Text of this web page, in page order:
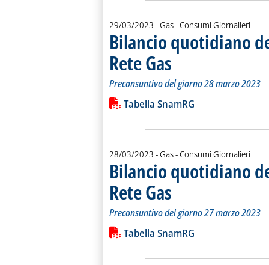
29/03/2023 - Gas - Consumi Giornalieri
Bilancio quotidiano
Rete Gas . Sottotitolo: Preconsuntivo del
. Pubblicata mercoledì 29 marzo
Preconsuntivo del giorno 28 marzo 2023
Leggi tutta la notizia: 'Bilancio
Lista allegati PDF alla notizia
Tabella SnamRG
28/03/2023 - Gas - Consumi Giornalieri
Bilancio quotidiano
Rete Gas . Sottotitolo: Preconsuntivo del
. Pubblicata martedì 28 marzo
Preconsuntivo del giorno 27 marzo 2023
Leggi tutta la notizia: 'Bilancio
Lista allegati PDF alla notizia
Tabella SnamRG